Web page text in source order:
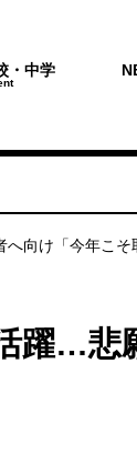
・中学
向け「今年こそ
躍…悲